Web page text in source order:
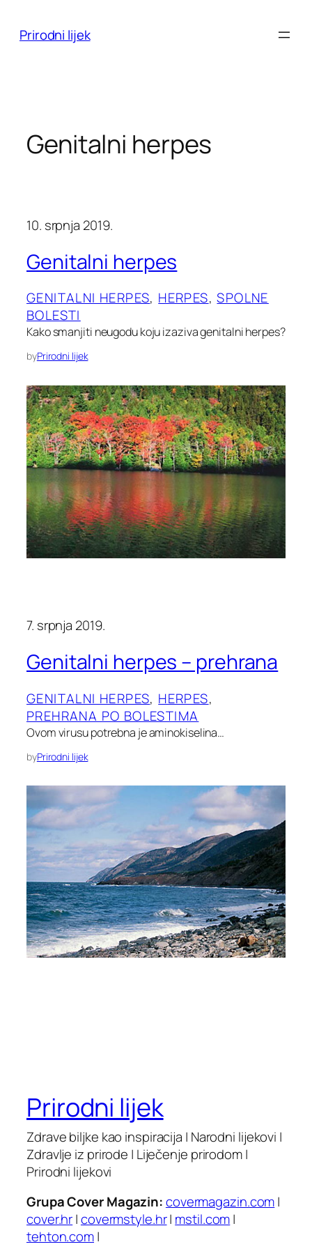
Prirodni lijek
Genitalni herpes
10. srpnja 2019.
Genitalni herpes
GENITALNI HERPES, HERPES, SPOLNE
BOLESTI
Kako smanjiti neugodu koju izaziva genitalni herpes?
byPrirodni lijek
7. srpnja 2019.
Genitalni herpes – prehrana
GENITALNI HERPES, HERPES
PREHRANA PO BOLESTIMA
Ovom virusu potrebna je aminokiselina…
byPrirodni lijek
Prirodni lijek
Zdrave biljke kao inspiracija | Narodni lijekovi |
Zdravlje iz prirode | Liječenje prirodom |
Prirodni lijekovi
Grupa Cover Magazin:covermagazin.com|
cover.hr|covermstyle.hr| mstil.com|
tehton.com|